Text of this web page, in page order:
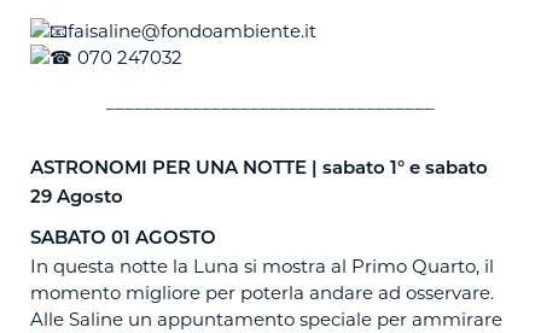
faisaline@fondoambiente.it
070 247032
ASTRONOMI PER UNA NOTTE | sabato 1° e sabato
29 Agosto
SABATO 01 AGOSTO
In questa notte la Luna si mostra al Primo Quarto, il
momento migliore per poterla andare ad osservare.
Alle Saline un appuntamento speciale per ammirare